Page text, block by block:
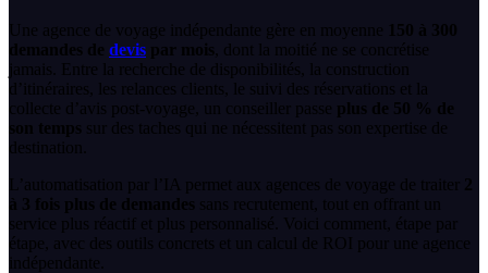
Une agence de voyage indépendante gère en moyenne 150 à 300
demandes de devis par mois , dont la moitié ne se concrétise
jamais. Entre la recherche de disponibilités, la construction
d’itinéraires, les relances clients, le suivi des réservations et la
collecte d’avis post-voyage, un conseiller passe plus de 50 % de
son temps sur des taches qui ne nécessitent pas son expertise de
destination.
L’automatisation par l’IA permet aux agences de voyage de traiter 2
à 3 fois plus de demandes sans recrutement, tout en offrant un
service plus réactif et plus personnalisé. Voici comment, étape par
étape, avec des outils concrets et un calcul de ROI pour une agence
indépendante.